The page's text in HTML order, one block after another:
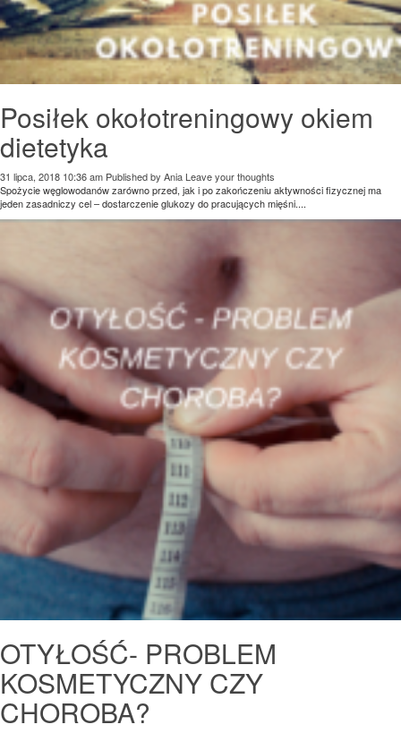
Posiłek okołotreningowy okiem
dietetyka
31 lipca, 2018 10:36 am Published by Ania Leave your thoughts
Spożycie węglowodanów zarówno przed, jak i po zakończeniu aktywności fizycznej ma
jeden zasadniczy cel – dostarczenie glukozy do pracujących mięśni....
OTYŁOŚĆ- PROBLEM
KOSMETYCZNY CZY
CHOROBA?